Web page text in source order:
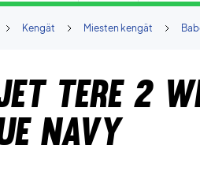
Miesten kengät
Kengät
Tere 2
Navy